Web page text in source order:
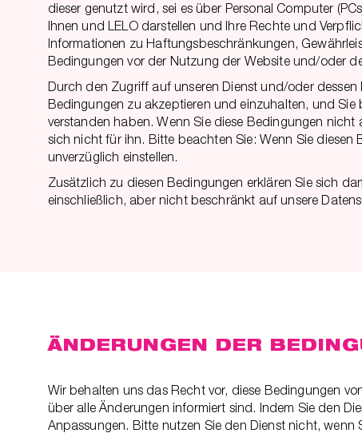
dieser genutzt wird, sei es über Personal Computer
Ihnen und LELO darstellen und Ihre Rechte und
Informationen zu Haftungsbeschränkungen,
Bedingungen vor der Nutzung der Website und/oder
Durch den Zugriff auf unseren Dienst und/oder
Bedingungen zu akzeptieren und einzuhalten, und Sie
verstanden haben. Wenn Sie diese Bedingungen
sich nicht für ihn. Bitte beachten Sie: Wenn Sie
unverzüglich einstellen.
Zusätzlich zu diesen Bedingungen erklären Sie sich
einschließlich, aber nicht beschränkt auf unsere
ÄNDERUNGEN DER
Wir behalten uns das Recht vor, diese Bedingungen
über alle Änderungen informiert sind. Indem Sie den
Anpassungen. Bitte nutzen Sie den Dienst nicht,